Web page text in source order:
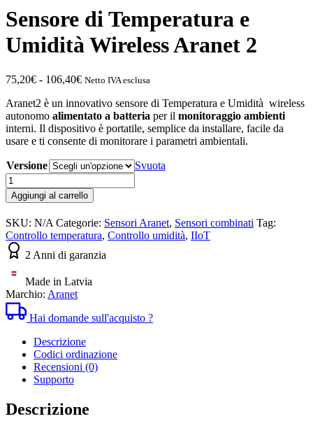
Sensore di Temperatura e
Umidità Wireless Aranet 2
75,20€ - 106,40€Fascia
prezzo:
da
75,20€
a
Netto IVA esclusa
Aranet2 è un innovativo sensore di Temperatura e Umidità wireless
autonomo alimentato a batteria per il monitoraggio ambienti
interni. Il dispositivo è portatile, semplice da installare, facile da
usare e ti consente di monitorare i parametri ambientali.
Versione
Svuota
Sensore
di
Temperatura
e
Umidità
Wireless
Aranet
quantità
Aggiungi al carrello
SKU: N/A Categorie: Sensori Aranet, Sensori combinati Tag:
Controllo temperatura, Controllo umidità, IIoT
2 Anni di garanzia
Made in Latvia
Marchio: Aranet
Hai domande sull'acquisto ?
Descrizione
Codici ordinazione
Recensioni (0)
Supporto
Descrizione